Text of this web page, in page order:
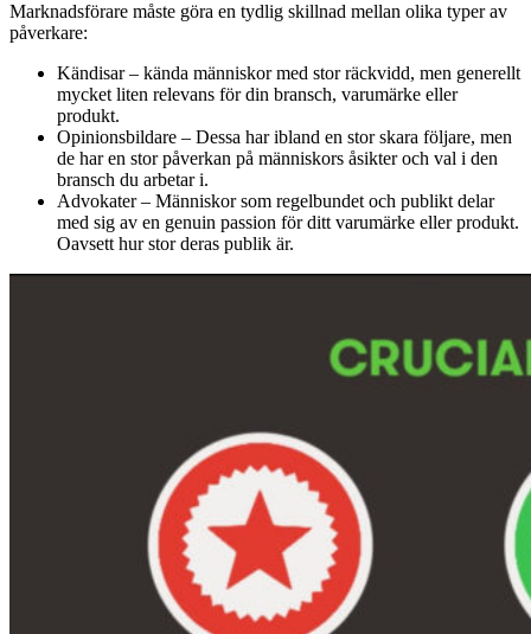
Marknadsförare måste göra en tydlig skillnad mellan olika typer av
påverkare:
Kändisar – kända människor med stor räckvidd, men generellt
mycket liten relevans för din bransch, varumärke eller
produkt.
Opinionsbildare – Dessa har ibland en stor skara följare, men
de har en stor påverkan på människors åsikter och val i den
bransch du arbetar i.
Advokater – Människor som regelbundet och publikt delar
med sig av en genuin passion för ditt varumärke eller produkt.
Oavsett hur stor deras publik är.